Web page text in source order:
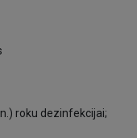
roku dezinfekcijai;